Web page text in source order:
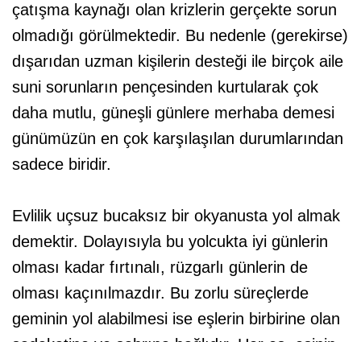
çatışma kaynağı olan krizlerin gerçekte sorun
olmadığı görülmektedir. Bu nedenle (gerekirse)
dışarıdan uzman kişilerin desteği ile birçok aile
suni sorunların pençesinden kurtularak çok
daha mutlu, güneşli günlere merhaba demesi
günümüzün en çok karşılaşılan durumlarından
sadece biridir.
Evlilik uçsuz bucaksız bir okyanusta yol almak
demektir. Dolayısıyla bu yolcukta iyi günlerin
olması kadar fırtınalı, rüzgarlı günlerin de
olması kaçınılmazdır. Bu zorlu süreçlerde
geminin yol alabilmesi ise eşlerin birbirine olan